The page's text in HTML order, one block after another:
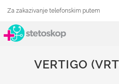
Za zakazivanje telefonskim putem
VERTIGO